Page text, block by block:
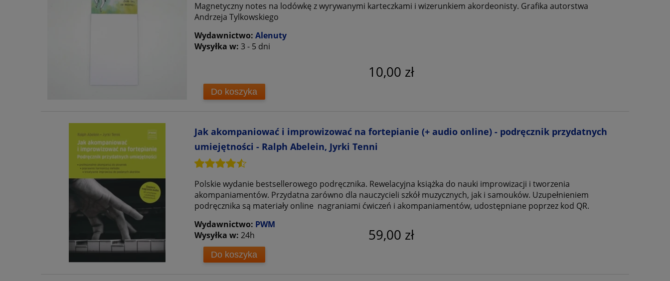
Magnetyczny notes na lodówkę z wyrywanymi karteczkami i wizerunkiem akordeonisty. Grafika autorstwa
Andrzeja Tylkowskiego
Wydawnictwo: Alenuty
Wysyłka w: 3 - 5 dni
10,00 zł
Do koszyka
Jak akompaniować i improwizować na fortepianie (+ audio online) - podręcznik przydatnych
umiejętności - Ralph Abelein, Jyrki Tenni
Polskie wydanie bestsellerowego podręcznika. Rewelacyjna książka do nauki improwizacji i tworzenia
akompaniamentów. Przydatna zarówno dla nauczycieli szkół muzycznych, jak i samouków. Uzupełnieniem
podręcznika są materiały online nagraniami ćwiczeń i akompaniamentów, udostępniane poprzez kod QR.
Wydawnictwo: PWM
Wysyłka w: 24h 59,00 zł
Do koszyka